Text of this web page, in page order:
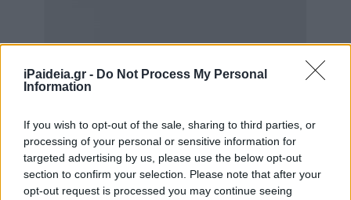
iPaideia.gr - Do Not Process My Personal
Information
If you wish to opt-out of the sale, sharing to third parties, or
processing of your personal or sensitive information for
targeted advertising by us, please use the below opt-out
section to confirm your selection. Please note that after your
opt-out request is processed you may continue seeing